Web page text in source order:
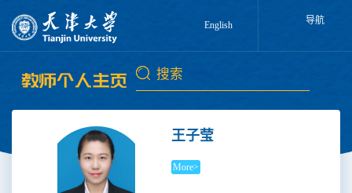
English 导航
王子莹
More>